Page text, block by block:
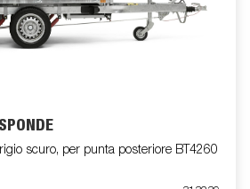
scuro, per punta posteriore BT4260